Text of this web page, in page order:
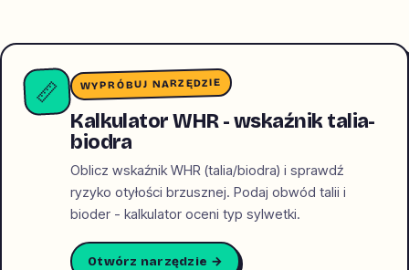
📏 WYPRÓBUJ NARZĘDZIE
Kalkulator WHR - wskaźnik talia-
biodra
Oblicz wskaźnik WHR (talia/biodra) i sprawdź
ryzyko otyłości brzusznej. Podaj obwód talii i
bioder - kalkulator oceni typ sylwetki.
Otwórz narzędzie →